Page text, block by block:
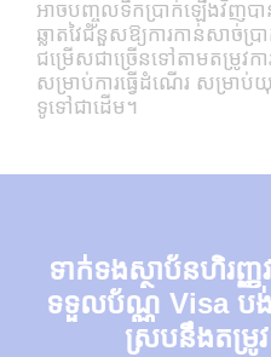
អាចបញ្ចូលទឹកប្រាក់ឡើងវិញប
ឆ្លាតវៃ​ជំនួសឱ្យការកាន់សាច់ប្
ជម្រើសជាច្រើនទៅតាមតម្រូវ
សម្រាប់ការធ្វើដំណើរ សម្រ
ទូទៅជាដើម។
ទាក់ទង​ស្ថាប័នហិរញ្ញ
ទទួលប័ណ្ណ Visa ប
ស្របនឹងតម្រូ